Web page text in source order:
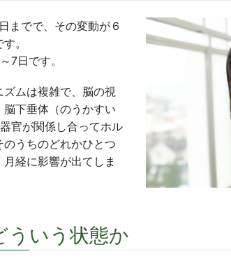
までで、その変動が６
。
7日です。
ムは複雑で、脳の視
下垂体（のうかすい
官が関係し合ってホル
うちのどれかひとつ
経に影響が出てしま
ういう状態か